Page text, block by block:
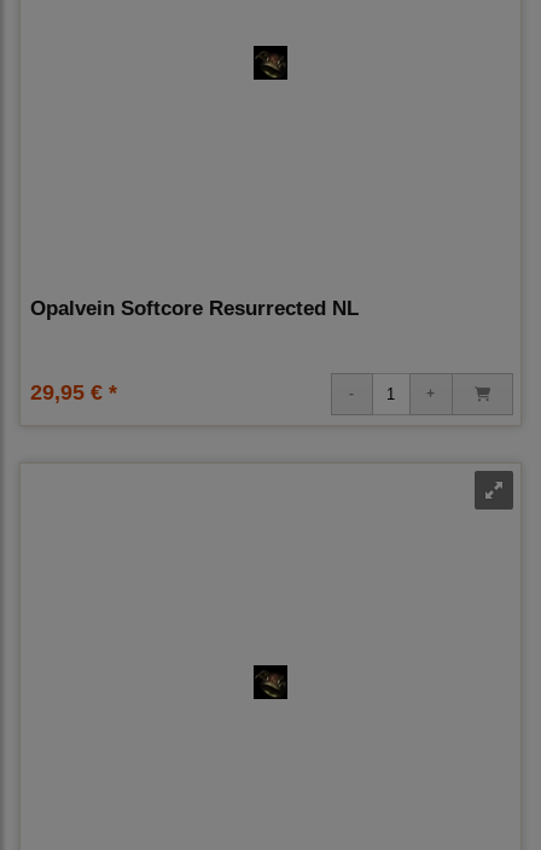
Opalvein Softcore Resurrected NL
29,95 € *